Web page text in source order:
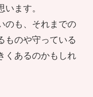
さんがつんだ
ます。
のも、それまでの
ものや守っている
くあるのかもしれ